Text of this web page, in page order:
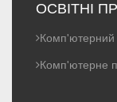
ОСВІТНІ
Комп'ютерний
Комп'ютерне